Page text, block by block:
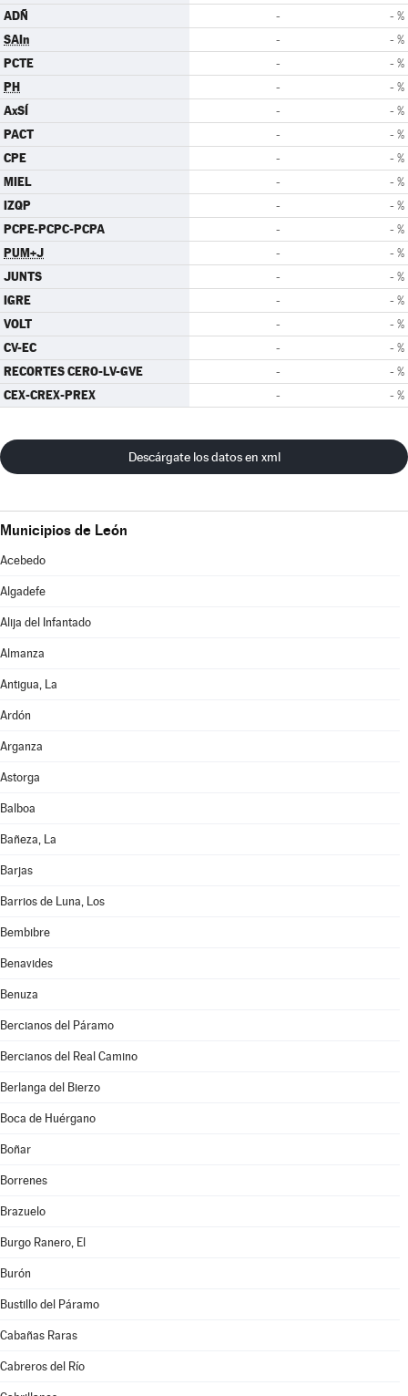
ADÑ - - %
SAIn - - %
PCTE - - %
PH - - %
AxSÍ - - %
PACT - - %
CPE - - %
MIEL - - %
IZQP - - %
PCPE-PCPC-PCPA - - %
PUM+J - - %
JUNTS - - %
IGRE - - %
VOLT - - %
CV-EC - - %
RECORTES CERO-LV-GVE - - %
CEX-CREX-PREX - - %
Descárgate los datos en xml
Municipios de León
Acebedo
Algadefe
Alija del Infantado
Almanza
Antigua, La
Ardón
Arganza
Astorga
Balboa
Bañeza, La
Barjas
Barrios de Luna, Los
Bembibre
Benavides
Benuza
Bercianos del Páramo
Bercianos del Real Camino
Berlanga del Bierzo
Boca de Huérgano
Boñar
Borrenes
Brazuelo
Burgo Ranero, El
Burón
Bustillo del Páramo
Cabañas Raras
Cabreros del Río